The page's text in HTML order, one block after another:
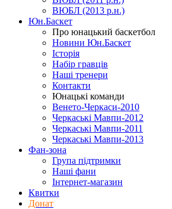
ВЮБЛ (2013 р.н.)
Юн.Баскет
Про юнацький баскетбол
Новини Юн.Баскет
Історія
Набір гравців
Наші тренери
Контакти
Юнацькі команди
Венето-Черкаси-2010
Черкаські Мавпи-2012
Черкаські Мавпи-2011
Черкаські Мавпи-2013
Фан-зона
Група підтримки
Наші фани
Інтернет-магазин
Квитки
Донат